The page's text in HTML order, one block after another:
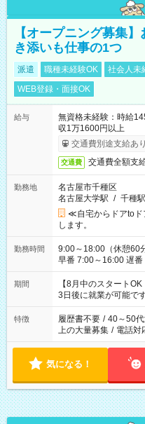
【オープニング募集
き添いも仕事の1つ
派遣 職種未経験OK 社会人未
WEB登録・面接OK
給与
無資格未経験：時給
収1万1600円以上
交通費別途支給あり
交通費 交通費全額支
勤務地
名古屋市千種区
名古屋大学駅 / 千種駅
≪自宅からドアto
します。
勤務時間
9:00～18:00（休憩60分） ■ご希望があれば下記シフト
早番 7:00～16:00 遅番
と休みを合わせたい
「できれば残業はし
ね。 ※Wワーク希望の方へ 今ご覧のお仕事で希望する勤務時間
と、もう1つのお仕事
合は応募できません。
期間
【8月中のスタート
3日後に就業が可能で
特徴 履歴書不要 / 40～50
上の大量募集 / 電話対
気になる！